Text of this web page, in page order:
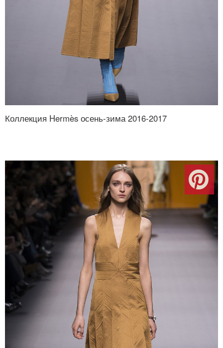
Коллекция Hermès осень-зима 2016-2017